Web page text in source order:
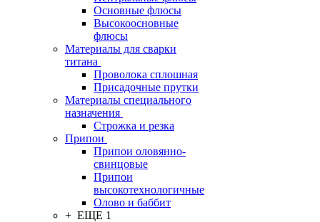
Основные флюсы
Высокоосновные
флюсы
Материалы для сварки
титана
Проволока сплошная
Присадочные прутки
Материалы специального
назначения
Строжка и резка
Припои
Припои оловянно-
свинцовые
Припои
высокотехнологичные
Олово и баббит
+ ЕЩЕ 1